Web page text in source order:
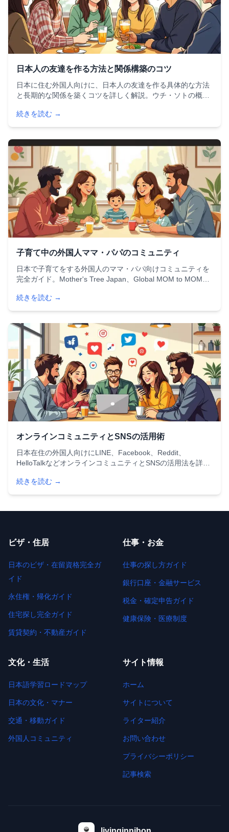
日本人の友達を作る方法と関係構築のコツ
日本に住む外国人向けに、日本人の友達を作る具体的な方法
と長期的な関係を築くコツを詳しく解説。ウチ・ソトの概
実践ガイドです。趣味サークルやボランティアなどの出会い
の場も紹介します。
続きを読む →
子育て中の外国人ママ・パパのコミュニティ
日本で子育てをする外国人のママ・パパ向けコミュニティを
完全ガイド。Mother's Tree Japan、Global MOM to MOM、
インコミュニティの活用法、自分に合ったグループの選び方
まで詳しく紹介します。
続きを読む →
オンラインコミュニティとSNSの活用術
日本在住の外国人向けにLINE、Facebook、Reddit、
HelloTalkなどオンラインコミュニティとSNSの活用法を詳し
トフォームの選び方とコツを紹介します。
続きを読む →
ビザ・住居
日本のビザ・在留資格完全ガ
イド
永住権・帰化ガイド
住宅探し完全ガイド
賃貸契約・不動産ガイド
仕事・お金
仕事の探し方ガイド
銀行口座・金融サービス
税金・確定申告ガイド
健康保険・医療制度
文化・生活
日本語学習ロードマップ
日本の文化・マナー
交通・移動ガイド
外国人コミュニティ
サイト情報
ホーム
サイトについて
ライター紹介
お問い合わせ
プライバシーポリシー
記事検索